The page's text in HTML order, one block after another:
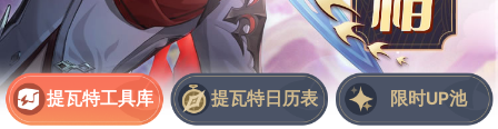
提瓦特工具库 提瓦特日历表 限时UP池